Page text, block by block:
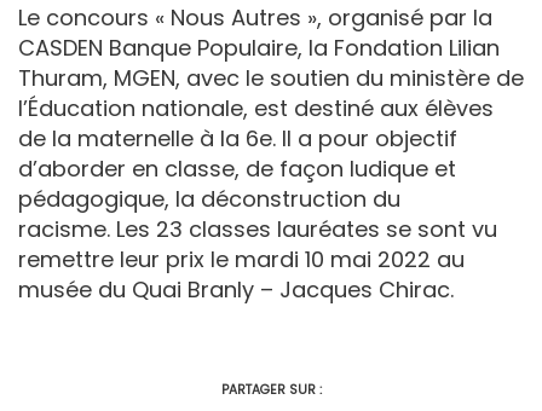
Le concours « Nous Autres », organisé par la
CASDEN Banque Populaire, la Fondation Lilian
Thuram, MGEN, avec le soutien du ministère de
l’Éducation nationale, est destiné aux élèves
de la maternelle à la 6e. Il a pour objectif
d’aborder en classe, de façon ludique et
pédagogique, la déconstruction du
racisme. Les 23 classes lauréates se sont vu
remettre leur prix le mardi 10 mai 2022 au
musée du Quai Branly – Jacques Chirac.
PARTAGER SUR :